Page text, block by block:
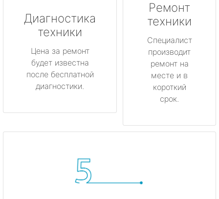
Диагностика
техники
Цена за ремонт
будет известна
после бесплатной
диагностики.
Ремонт
техники
Специалист
производит
ремонт на
месте и в
короткий
срок.